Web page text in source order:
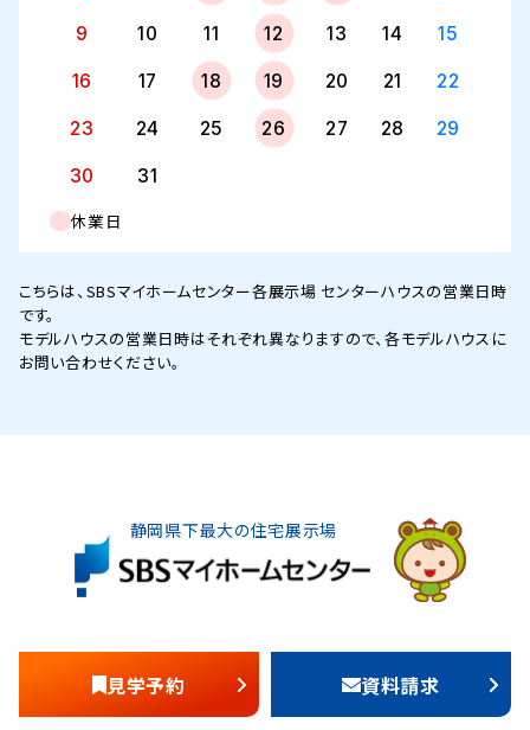
9 10 11 12 13 14 15
16 17 18 19 20 21 22
23 24 25 26 27 28 29
30 31
休業日
こちらは、SBSマイホームセンター各展示場 センターハウスの営業日時
です。
モデルハウスの営業日時はそれぞれ異なりますので、各モデルハウスに
お問い合わせください。
静岡県下最大の住宅展示場
見学予約 資料請求